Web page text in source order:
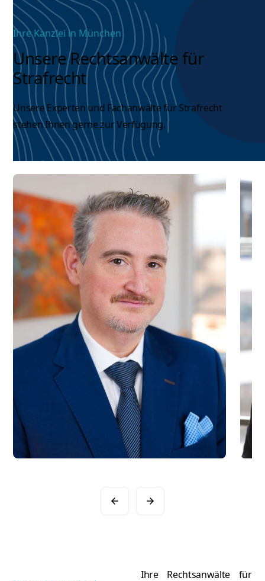
Ihre Kanzlei in München
Unsere Rechtsanwälte für
Strafrecht
Unsere Experten und Fachanwälte für Strafrecht
stehen Ihnen gerne zur Verfügung.
Ihre Rechtsanwälte für